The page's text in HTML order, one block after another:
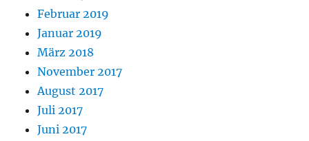
Februar 2019
Januar 2019
März 2018
November 2017
August 2017
Juli 2017
Juni 2017